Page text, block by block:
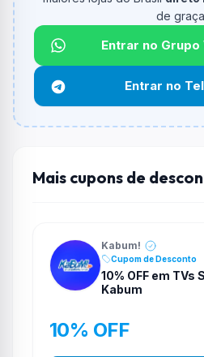
Qual é o desconto máximo?
Não informado ou sem limite.
Funciona em qualquer
Não necessariamente.
e alguns vendedores ou
não aceitar cupons.
de
Entrar no
Entrar no
Mais cupons de
Kabum!
Cupom de Desconto
10% OFF em TVs
Kabum
10% OFF